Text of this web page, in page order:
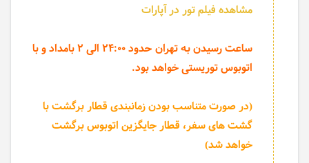
مشاهده فیلم تور در آپارات
ساعت رسیدن به تهران حدود 24:00 الی 2 بامداد و با
اتوبوس توریستی خواهد بود.
(در صورت متناسب بودن زمانبندی قطار برگشت با
گشت های سفر، قطار جایگزین اتوبوس برگشت
خواهد شد)